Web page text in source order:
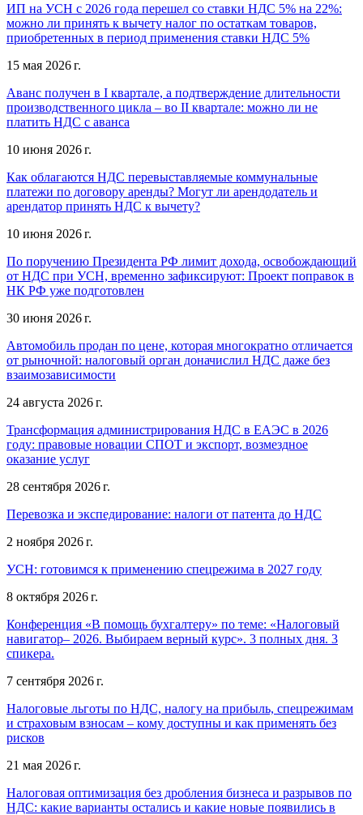
ИП на УСН с 2026 года перешел со ставки НДС 5% на 22%:
можно ли принять к вычету налог по остаткам товаров,
приобретенных в период применения ставки НДС 5%
15 мая 2026 г.
Аванс получен в I квартале, а подтверждение длительности
производственного цикла – во II квартале: можно ли не
платить НДС с аванса
10 июня 2026 г.
Как облагаются НДС перевыставляемые коммунальные
платежи по договору аренды? Могут ли арендодатель и
арендатор принять НДС к вычету?
10 июня 2026 г.
По поручению Президента РФ лимит дохода, освобождающий
от НДС при УСН, временно зафиксируют: Проект поправок в
НК РФ уже подготовлен
30 июня 2026 г.
Автомобиль продан по цене, которая многократно отличается
от рыночной: налоговый орган доначислил НДС даже без
взаимозависимости
24 августа 2026 г.
Трансформация администрирования НДС в ЕАЭС в 2026
году: правовые новации СПОТ и экспорт, возмездное
оказание услуг
28 сентября 2026 г.
Перевозка и экспедирование: налоги от патента до НДС
2 ноября 2026 г.
УСН: готовимся к применению спецрежима в 2027 году
8 октября 2026 г.
Конференция «В помощь бухгалтеру» по теме: «Налоговый
навигатор– 2026. Выбираем верный курс». 3 полных дня. 3
спикера.
7 сентября 2026 г.
Налоговые льготы по НДС, налогу на прибыль, спецрежимам
и страховым взносам – кому доступны и как применять без
рисков
21 мая 2026 г.
Налоговая оптимизация без дробления бизнеса и разрывов по
НДС: какие варианты остались и какие новые появились в